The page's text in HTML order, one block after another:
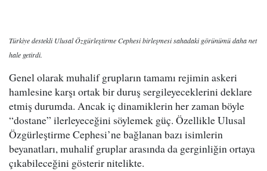
Türkiye destekli Ulusal Özgürleştirme Cephesi birleşmesi sahadaki görünümü daha net
hale getirdi.
Genel olarak muhalif grupların tamamı rejimin askeri
hamlesine karşı ortak bir duruş sergileyeceklerini deklare
etmiş durumda. Ancak iç dinamiklerin her zaman böyle
“dostane” ilerleyeceğini söylemek güç. Özellikle Ulusal
Özgürleştirme Cephesi’ne bağlanan bazı isimlerin
beyanatları, muhalif gruplar arasında da gerginliğin ortaya
çıkabileceğini gösterir nitelikte.